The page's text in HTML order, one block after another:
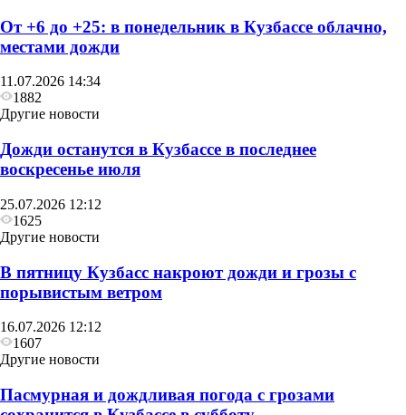
От +6 до +25: в понедельник в Кузбассе облачно,
местами дожди
11.07.2026 14:34
1882
Другие новости
Дожди останутся в Кузбассе в последнее
воскресенье июля
25.07.2026 12:12
1625
Другие новости
В пятницу Кузбасс накроют дожди и грозы с
порывистым ветром
16.07.2026 12:12
1607
Другие новости
Пасмурная и дождливая погода с грозами